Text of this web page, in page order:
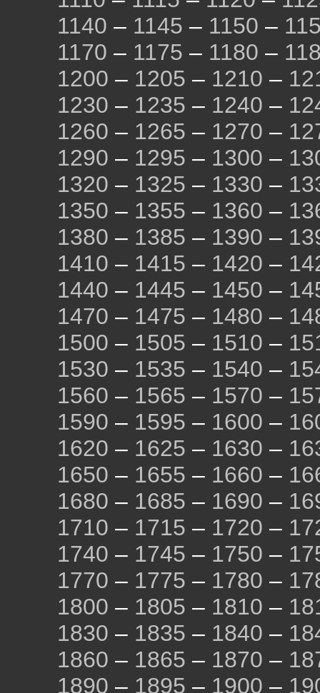
1140 – 1145 – 1150 –
1170 – 1175 – 1180 –
1200 – 1205 – 1210 –
1230 – 1235 – 1240 –
1260 – 1265 – 1270 –
1290 – 1295 – 1300 –
1320 – 1325 – 1330 –
1350 – 1355 – 1360 –
1380 – 1385 – 1390 –
1410 – 1415 – 1420 –
1440 – 1445 – 1450 –
1470 – 1475 – 1480 –
1500 – 1505 – 1510 –
1530 – 1535 – 1540 –
1560 – 1565 – 1570 –
1590 – 1595 – 1600 –
1620 – 1625 – 1630 –
1650 – 1655 – 1660 –
1680 – 1685 – 1690 –
1710 – 1715 – 1720 –
1740 – 1745 – 1750 –
1770 – 1775 – 1780 –
1800 – 1805 – 1810 –
1830 – 1835 – 1840 –
1860 – 1865 – 1870 –
1890 – 1895 – 1900 –